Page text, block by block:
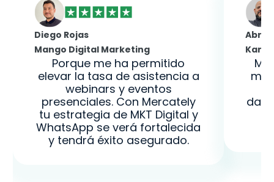
Diego Rojas
Mango Digital Marketing
Porque me ha permitido
elevar la tasa de asistencia a
webinars y eventos
presenciales. Con Mercately
tu estrategia de MKT Digital y
WhatsApp se verá fortalecida
y tendrá éxito asegurado.
Kank